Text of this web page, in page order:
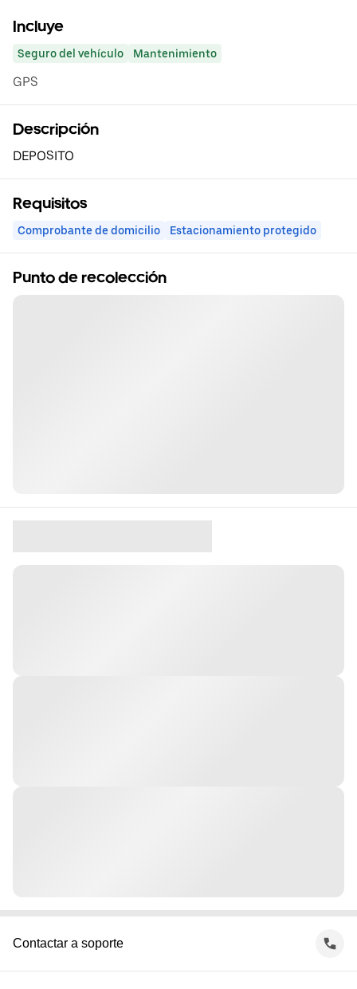
Incluye
Seguro del vehículo Mantenimiento
GPS
Descripción
DEPOSITO
Requisitos
Comprobante de domicilio Estacionamiento protegido
Punto de recolección
Contactar a soporte